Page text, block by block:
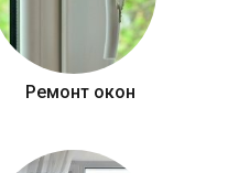
Ремонт окон